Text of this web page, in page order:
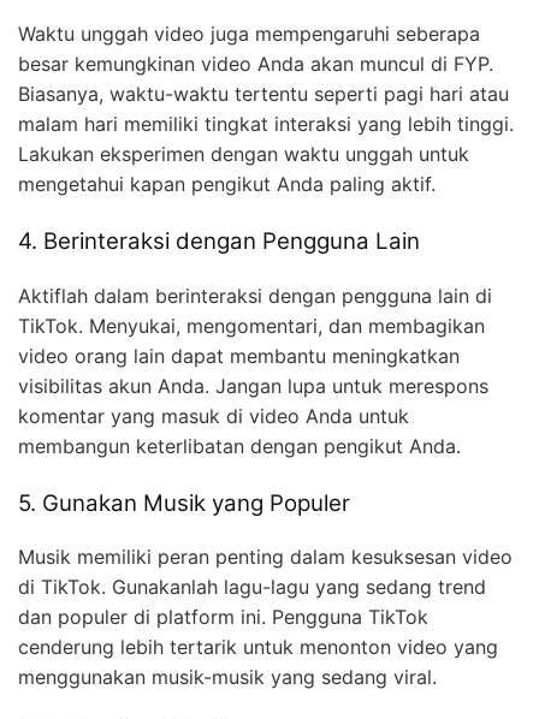
Waktu unggah video juga mempengaruhi seberapa
besar kemungkinan video Anda akan muncul di FYP.
Biasanya, waktu-waktu tertentu seperti pagi hari atau
malam hari memiliki tingkat interaksi yang lebih tinggi.
Lakukan eksperimen dengan waktu unggah untuk
mengetahui kapan pengikut Anda paling aktif.
4. Berinteraksi dengan Pengguna Lain
Aktiflah dalam berinteraksi dengan pengguna lain di
TikTok. Menyukai, mengomentari, dan membagikan
video orang lain dapat membantu meningkatkan
visibilitas akun Anda. Jangan lupa untuk merespons
komentar yang masuk di video Anda untuk
membangun keterlibatan dengan pengikut Anda.
5. Gunakan Musik yang Populer
Musik memiliki peran penting dalam kesuksesan video
di TikTok. Gunakanlah lagu-lagu yang sedang trend
dan populer di platform ini. Pengguna TikTok
cenderung lebih tertarik untuk menonton video yang
menggunakan musik-musik yang sedang viral.